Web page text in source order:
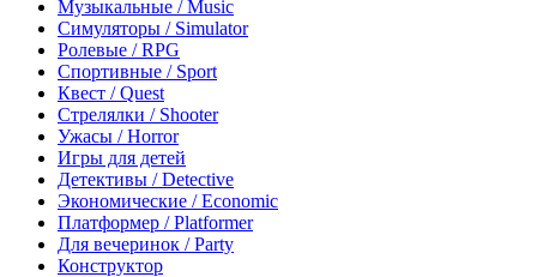
Музыкальные / Music
Симуляторы / Simulator
Ролевые / RPG
Спортивные / Sport
Квест / Quest
Стрелялки / Shooter
Ужасы / Horror
Игры для детей
Детективы / Detective
Экономические / Economic
Платформер / Platformer
Для вечеринок / Party
Конструктор